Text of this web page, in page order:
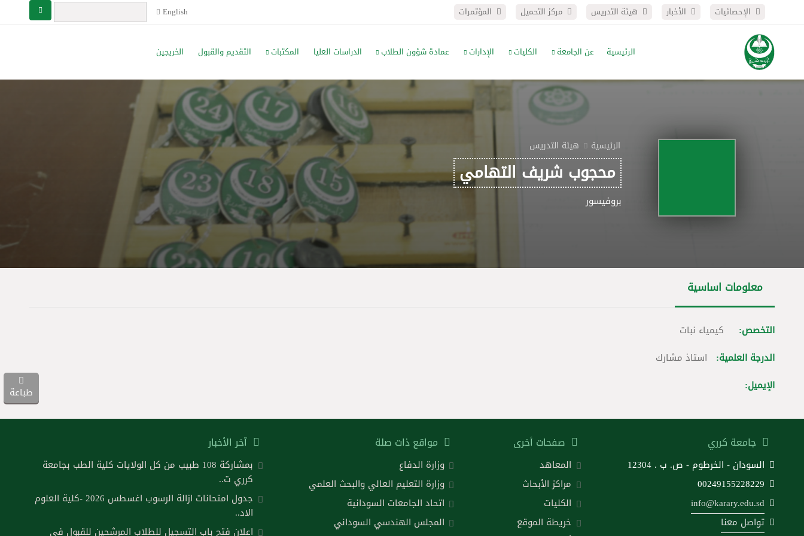
الإحصائيات الأخبار هيئة التدريس مركز التحميل المؤتمرات English
الرئيسية عن الجامعة الكليات الإدارات عمادة شؤون الطلاب الدراسات العليا المكتبات التقديم والقبول الخريجين
طباعة
الرئيسية هيئة التدريس
محجوب شريف التهامي
بروفيسور
معلومات اساسية
التخصص:
كيمياء نبات
الدرجة العلمية:
استاذ مشارك
الإيميل:
جامعة كرري
السودان - الخرطوم - ص. ب . 12304
00249155228229
info@karary.edu.sd
تواصل معنا
صفحات أخرى
المعاهد
مراكز الأبحاث
الكليات
خريطة الموقع
مواقع ذات صلة
وزارة الدفاع
وزارة التعليم العالي والبحث العلمي
اتحاد الجامعات السودانية
المجلس الهندسي السوداني
آخر الأخبار
بمشاركة 108 طبيب من كل الولايات كلية الطب بجامعة
كرري ت..
جدول امتحانات ازالة الرسوب اغسطس 2026 -كلية العلوم
الاد..
اعلان فتح باب التسجيل للطلاب المرشحين للقبول في